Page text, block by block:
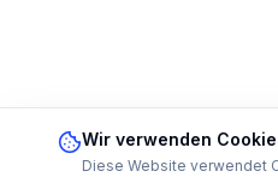
Wir verwenden
Diese Website verwendet